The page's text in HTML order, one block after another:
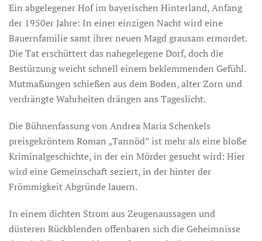
Ein abgelegener Hof im bayerischen Hinterland, Anfang
der 1950er Jahre: In einer einzigen Nacht wird eine
Bauernfamilie samt ihrer neuen Magd grausam ermordet.
Die Tat erschüttert das nahegelegene Dorf, doch die
Bestürzung weicht schnell einem beklemmenden Gefühl.
Mutmaßungen schießen aus dem Boden, alter Zorn und
verdrängte Wahrheiten drängen ans Tageslicht.
Die Bühnenfassung von Andrea Maria Schenkels
preisgekröntem Roman „Tannöd” ist mehr als eine bloße
Kriminalgeschichte, in der ein Mörder gesucht wird: Hier
wird eine Gemeinschaft seziert, in der hinter der
Frömmigkeit Abgründe lauern.
In einem dichten Strom aus Zeugenaussagen und
düsteren Rückblenden offenbaren sich die Geheimnisse